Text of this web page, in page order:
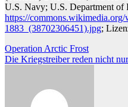
U.S. Navy; U.S. Department of
https://
1883_(38702306451).jpg;
Beitragsnavigation
Operation Arctic Frost
Die Kriegstreiber reden nicht nur